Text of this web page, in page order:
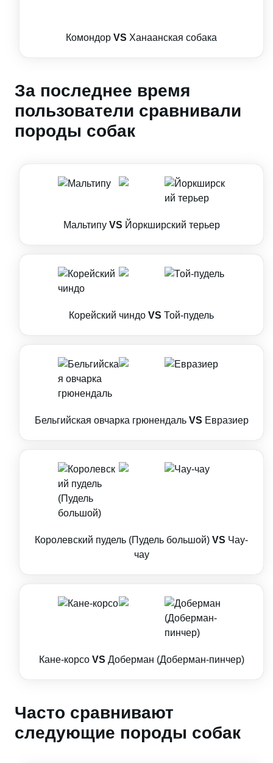
Комондор VS Ханаанская собака
За последнее время
пользователи сравнивали
породы собак
Мальтипу VS Йоркширский терьер
Корейский чиндо VS Той-пудель
Бельгийская овчарка грюнендаль VS Евразиер
Королевский пудель (Пудель большой) VS Чау-
чау
Кане-корсо VS Доберман (Доберман-пинчер)
Часто сравнивают
следующие породы собак